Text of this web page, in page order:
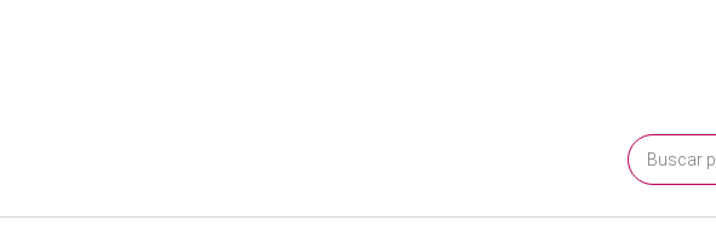
Búsqueda
de
productos